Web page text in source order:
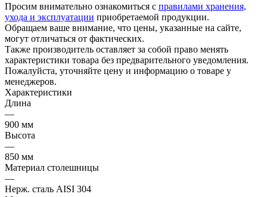
Просим внимательно ознакомиться с правилами хранения,
ухода и эксплуатации приобретаемой продукции.
Обращаем ваше внимание, что цены, указанные на сайте,
могут отличаться от фактических.
Также производитель оставляет за собой право менять
характеристики товара без предварительного уведомления.
Пожалуйста, уточняйте цену и информацию о товаре у
менеджеров.
Характеристики
Длина
—
900 мм
Высота
—
850 мм
Материал столешницы
—
Нерж. сталь AISI 304